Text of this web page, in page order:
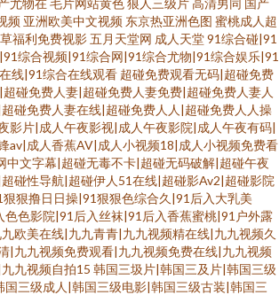
尤物在毛片网站黄色狼人三级片高清男同 国产
频 亚洲欧美中文视频 东京热亚洲色图 蜜桃成人超
福利免费视影五月天堂网 成人天堂91综合碰|91
综合视频|91综合网|91综合尤物|91综合娱乐|91
线|91综合在线观看 超碰免费观看无码|超碰免费
碰免费人妻|超碰免费人妻免费|超碰免费人妻人
碰免费人妻在线|超碰免费人人|超碰免费人人操
影片|成人午夜影视|成人午夜影院|成人午夜有码|
av|成人香蕉AV|成人小视频18|成人小视频免费看
中文字幕|超碰无毒不卡|超碰无码破解|超碰午夜
碰性导航|超碰伊人51在线|超碰影Av2|超碰影院
狠撸日日操|91狠狠色综合久|91后入大乳美
色影院|91后入丝袜|91后入香蕉蜜桃|91户外露
九欧美在线|九九青青|九九视频精在线|九九视频久
|九九视频免费观看|九九视频免费在线|九九视频
九视频自拍15 韩国三圾片|韩国三及片|韩国三级
三级成人|韩国三级电影|韩国三级古装|韩国三